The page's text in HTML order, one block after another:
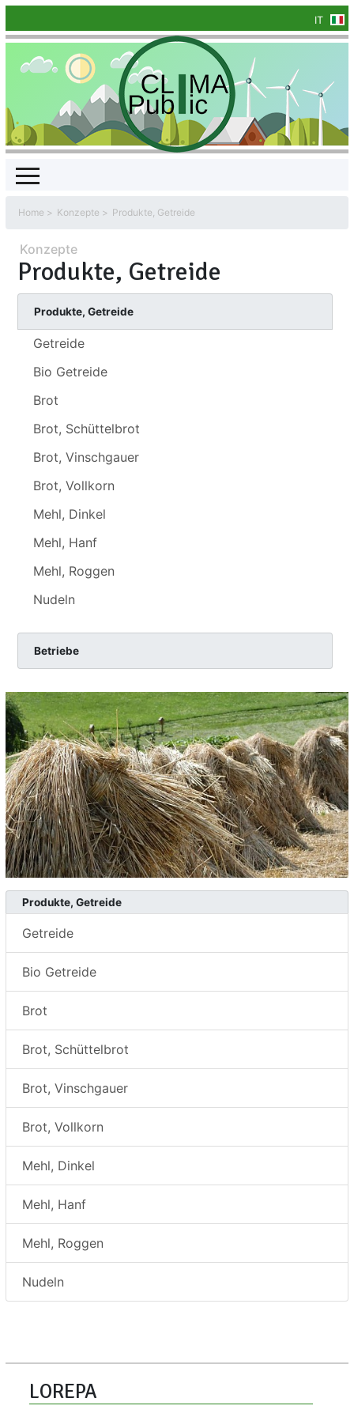
IT
Home Konzepte Produkte, Getreide
Konzepte
Produkte, Getreide
Produkte, Getreide
Getreide
Bio Getreide
Brot
Brot, Schüttelbrot
Brot, Vinschgauer
Brot, Vollkorn
Mehl, Dinkel
Mehl, Hanf
Mehl, Roggen
Nudeln
Betriebe
Produkte, Getreide
Getreide
Bio Getreide
Brot
Brot, Schüttelbrot
Brot, Vinschgauer
Brot, Vollkorn
Mehl, Dinkel
Mehl, Hanf
Mehl, Roggen
Nudeln
LOREPA